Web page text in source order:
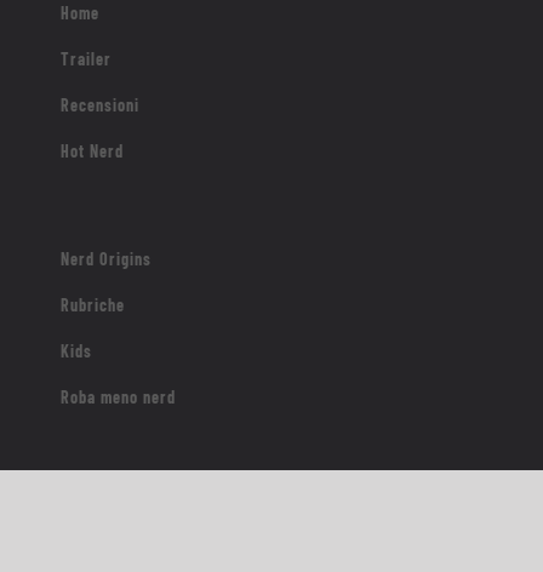
Home
Trailer
Recensioni
Hot Nerd
Nerd Origins
Rubriche
Kids
Roba meno nerd